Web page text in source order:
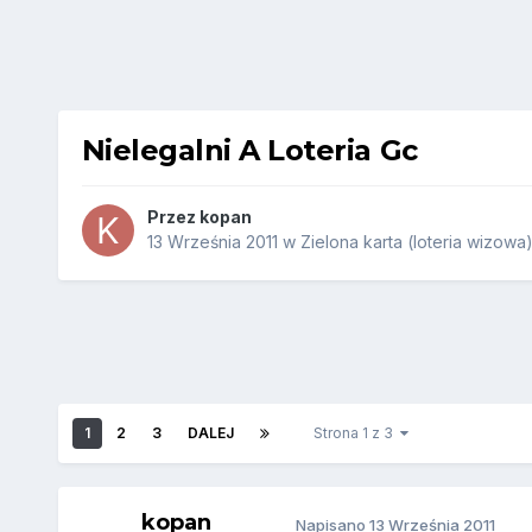
Nielegalni A Loteria Gc
Przez kopan
13 Września 2011 w Zielona karta (loteria wizowa)
1 2 3 DALEJ Strona 1 z 3
kopan Napisano 13 Września 2011